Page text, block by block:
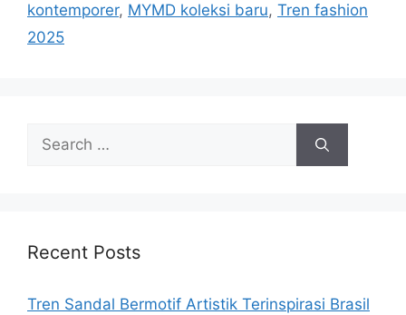
kontemporer, MYMD koleksi baru, Tren fashion
2025
Search
for:
Recent Posts
Tren Sandal Bermotif Artistik Terinspirasi Brasil